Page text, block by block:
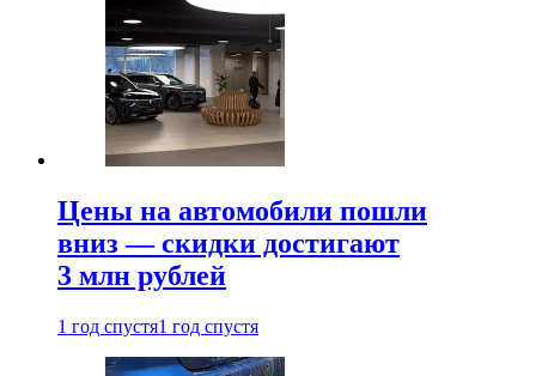
Цены на автомобили пошли
вниз — скидки достигают
3 млн рублей
1 год спустя1 год спустя